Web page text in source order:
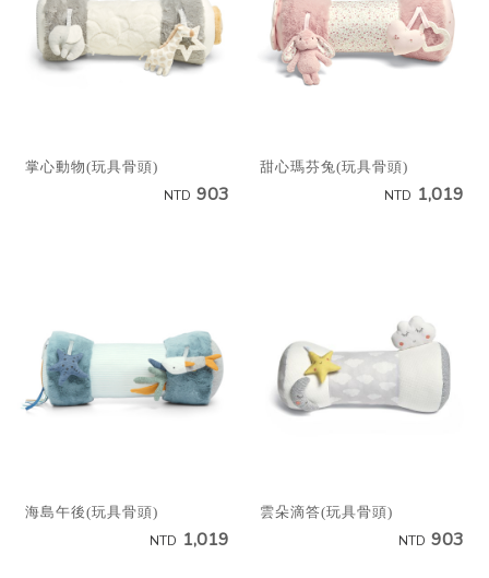
掌心動物(玩具骨頭)
NTD 903
甜心瑪芬兔(玩具骨頭)
NTD 1,019
海島午後(玩具骨頭)
NTD 1,019
雲朵滴答(玩具骨頭)
NTD 903